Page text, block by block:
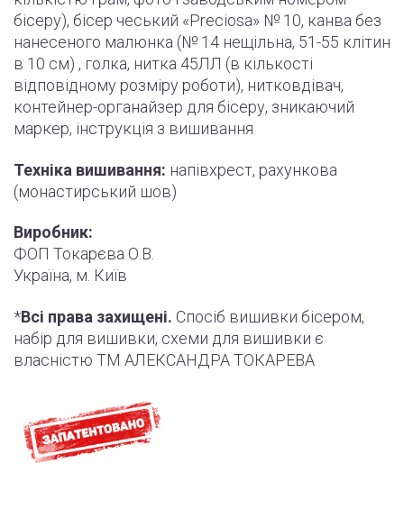
бісеру), бісер чеський «Preciosa» № 10, канва без
нанесеного малюнка (№ 14 нещільна, 51-55 клітин
в 10 см) , голка, нитка 45ЛЛ (в кількості
відповідному розміру роботи), нитковдівач,
контейнер-органайзер для бісеру, зникаючий
маркер, інструкція з вишивання
Техніка вишивання: напівхрест, рахункова
(монастирський шов)
Виробник:
ФОП Токарєва О.В.
Україна, м. Київ
*Всі права захищені. Спосіб вишивки бісером,
набір для вишивки, схеми для вишивки є
власністю ТМ АЛЕКСАНДРА ТОКАРЕВА